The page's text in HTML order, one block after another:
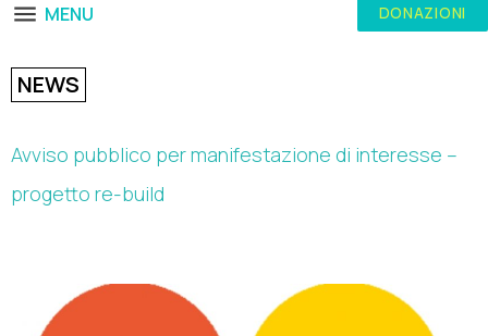
MENU DONAZIONI
NEWS
Avviso pubblico per manifestazione di interesse –
progetto re-build